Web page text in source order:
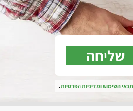
שליחה
תנאי השימושומדיניות הפרטיות.